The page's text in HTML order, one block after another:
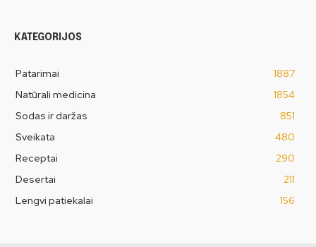
KATEGORIJOS
Patarimai
1887
Natūrali medicina
1854
Sodas ir daržas
851
Sveikata
480
Receptai
290
Desertai
211
Lengvi patiekalai
156